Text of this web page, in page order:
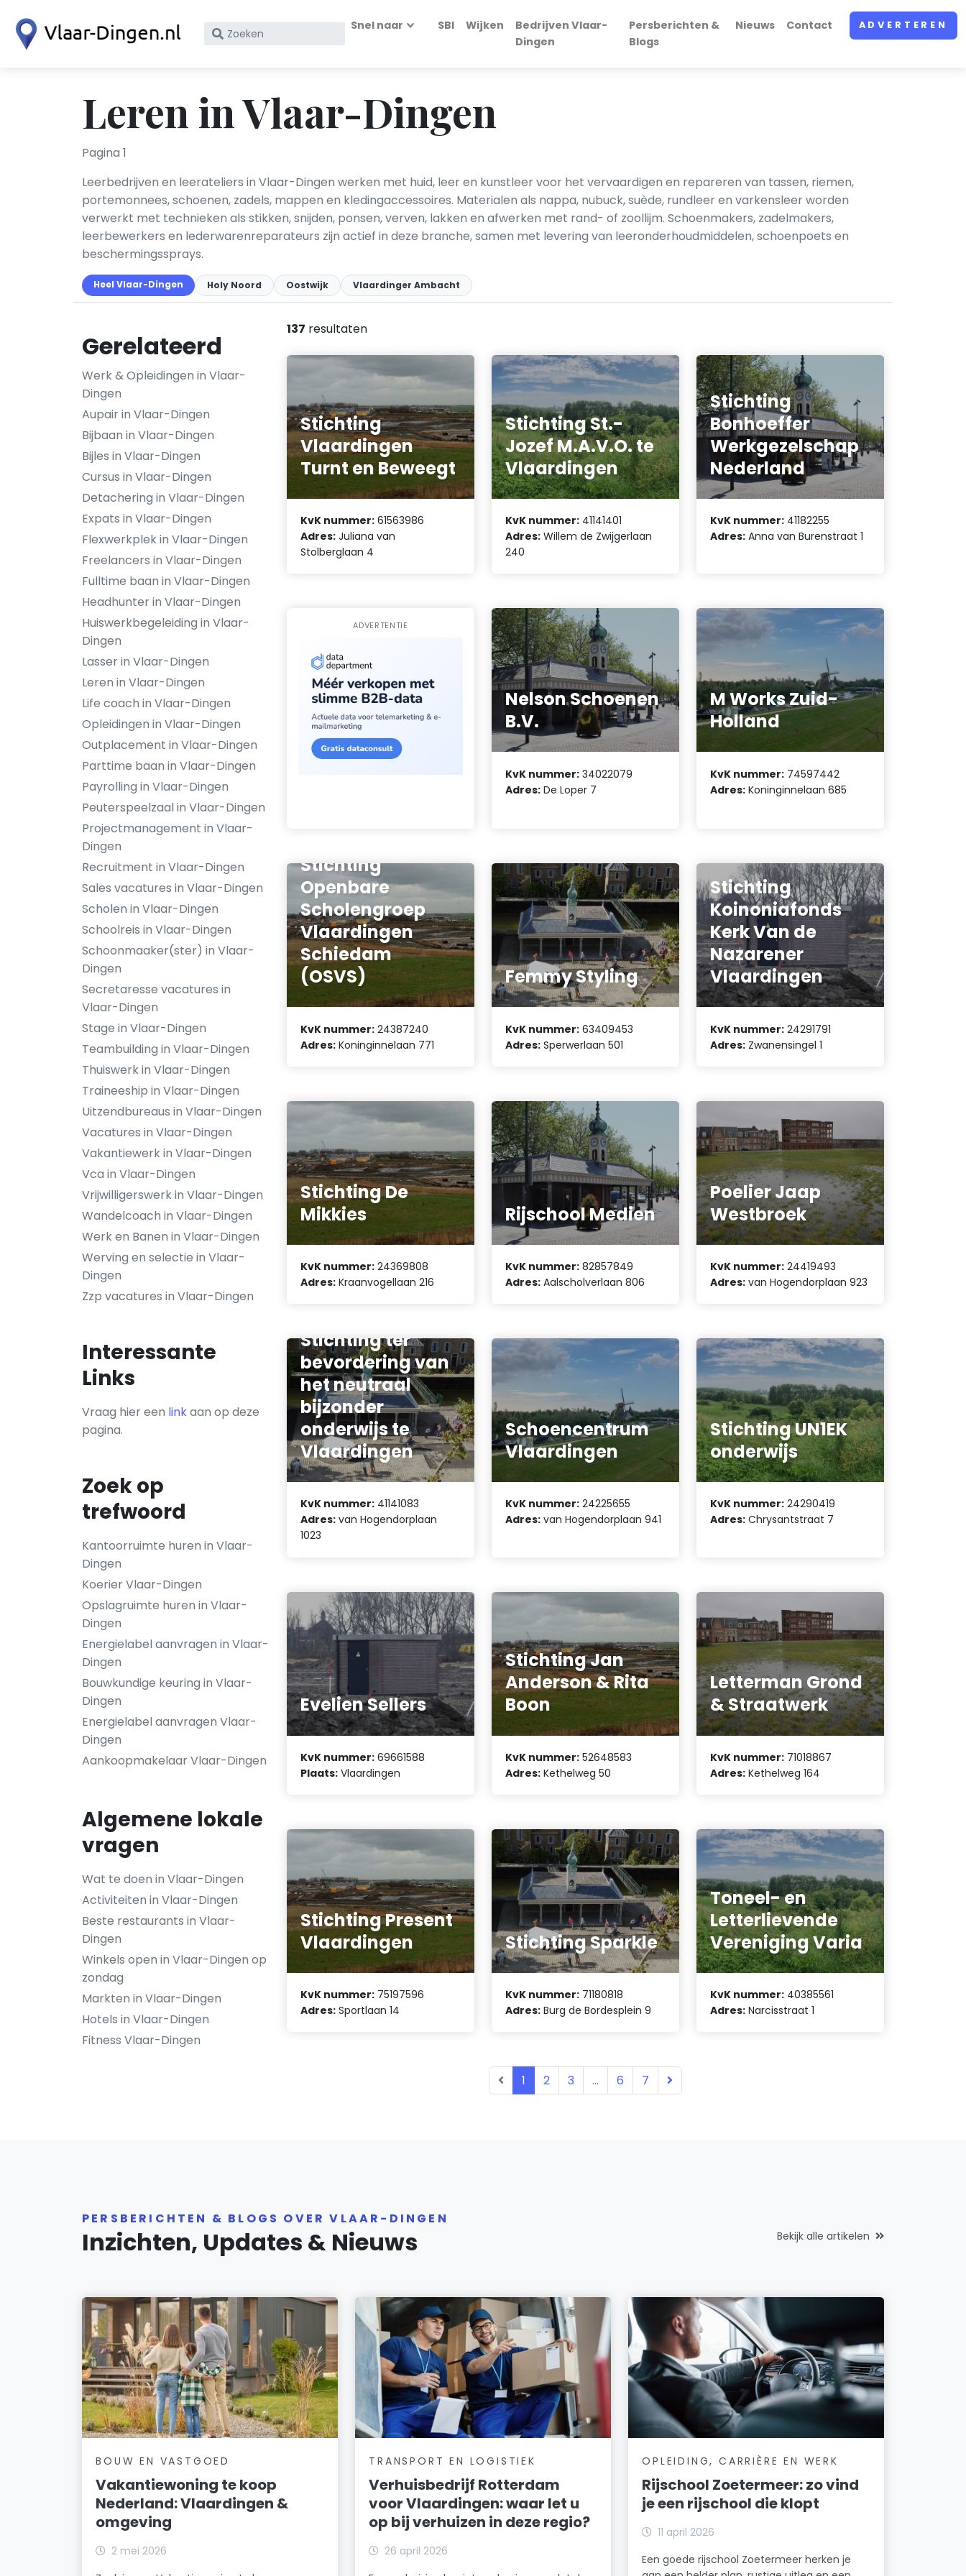
Zoek
KvK
nummer
Snel naar SBI Wijken
Bedrijven Vlaar-
Dingen
Persberichten &
Blogs
Nieuws Contact ADVERTEREN
Leren in Vlaar-Dingen
Pagina 1
Leerbedrijven en leerateliers in Vlaar-Dingen werken met huid, leer en kunstleer voor het vervaardigen en repareren van tassen, riemen,
portemonnees, schoenen, zadels, mappen en kledingaccessoires. Materialen als nappa, nubuck, suède, rundleer en varkensleer worden
verwerkt met technieken als stikken, snijden, ponsen, verven, lakken en afwerken met rand- of zoollijm. Schoenmakers, zadelmakers,
leerbewerkers en lederwaren­reparateurs zijn actief in deze branche, samen met levering van leeronderhoud­middelen, schoenpoets en
beschermingssprays.
Heel Vlaar-Dingen Holy Noord Oostwijk Vlaardinger Ambacht
Gerelateerd
Werk & Opleidingen in Vlaar-
Dingen
Aupair in Vlaar-Dingen
Bijbaan in Vlaar-Dingen
Bijles in Vlaar-Dingen
Cursus in Vlaar-Dingen
Detachering in Vlaar-Dingen
Expats in Vlaar-Dingen
Flexwerkplek in Vlaar-Dingen
Freelancers in Vlaar-Dingen
Fulltime baan in Vlaar-Dingen
Headhunter in Vlaar-Dingen
Huiswerkbegeleiding in Vlaar-
Dingen
Lasser in Vlaar-Dingen
Leren in Vlaar-Dingen
Life coach in Vlaar-Dingen
Opleidingen in Vlaar-Dingen
Outplacement in Vlaar-Dingen
Parttime baan in Vlaar-Dingen
Payrolling in Vlaar-Dingen
Peuterspeelzaal in Vlaar-Dingen
Projectmanagement in Vlaar-
Dingen
Recruitment in Vlaar-Dingen
Sales vacatures in Vlaar-Dingen
Scholen in Vlaar-Dingen
Schoolreis in Vlaar-Dingen
Schoonmaaker(ster) in Vlaar-
Dingen
Secretaresse vacatures in
Vlaar-Dingen
Stage in Vlaar-Dingen
Teambuilding in Vlaar-Dingen
Thuiswerk in Vlaar-Dingen
Traineeship in Vlaar-Dingen
Uitzendbureaus in Vlaar-Dingen
Vacatures in Vlaar-Dingen
Vakantiewerk in Vlaar-Dingen
Vca in Vlaar-Dingen
Vrijwilligerswerk in Vlaar-Dingen
Wandelcoach in Vlaar-Dingen
Werk en Banen in Vlaar-Dingen
Werving en selectie in Vlaar-
Dingen
Zzp vacatures in Vlaar-Dingen
Interessante
Links
Vraag hier een linkaan op deze
pagina.
Zoek op
trefwoord
Kantoorruimte huren in Vlaar-
Dingen
Koerier Vlaar-Dingen
Opslagruimte huren in Vlaar-
Dingen
Energielabel aanvragen in Vlaar-
Dingen
Bouwkundige keuring in Vlaar-
Dingen
Energielabel aanvragen Vlaar-
Dingen
Aankoopmakelaar Vlaar-Dingen
Algemene lokale
vragen
Wat te doen in Vlaar-Dingen
Activiteiten in Vlaar-Dingen
Beste restaurants in Vlaar-
Dingen
Winkels open in Vlaar-Dingen op
zondag
Markten in Vlaar-Dingen
Hotels in Vlaar-Dingen
Fitness Vlaar-Dingen
137 resultaten
Stichting
Vlaardingen
Turnt en Beweegt
KvK nummer: 61563986
Adres: Juliana van
Stolberglaan 4
Stichting St.-
Jozef M.A.V.O. te
Vlaardingen
KvK nummer: 41141401
Adres: Willem de Zwijgerlaan
240
Stichting
Bonhoeffer
Werkgezelschap
Nederland
KvK nummer: 41182255
Adres: Anna van Burenstraat 1
ADVERTENTIE
Nelson Schoenen
B.V.
KvK nummer: 34022079
Adres: De Loper 7
M Works Zuid-
Holland
KvK nummer: 74597442
Adres: Koninginnelaan 685
Stichting
Openbare
Scholengroep
Vlaardingen
Schiedam
(OSVS)
KvK nummer: 24387240
Adres: Koninginnelaan 771
Femmy Styling
KvK nummer: 63409453
Adres: Sperwerlaan 501
Stichting
Koinoniafonds
Kerk Van de
Nazarener
Vlaardingen
KvK nummer: 24291791
Adres: Zwanensingel 1
Stichting De
Mikkies
KvK nummer: 24369808
Adres: Kraanvogellaan 216
Rijschool Medien
KvK nummer: 82857849
Adres: Aalscholverlaan 806
Poelier Jaap
Westbroek
KvK nummer: 24419493
Adres: van Hogendorplaan 923
Stichting ter
bevordering van
het neutraal
bijzonder
onderwijs te
Vlaardingen
KvK nummer: 41141083
Adres: van Hogendorplaan
1023
Schoencentrum
Vlaardingen
KvK nummer: 24225655
Adres: van Hogendorplaan 941
Stichting UN1EK
onderwijs
KvK nummer: 24290419
Adres: Chrysantstraat 7
Evelien Sellers
KvK nummer: 69661588
Plaats: Vlaardingen
Stichting Jan
Anderson & Rita
Boon
KvK nummer: 52648583
Adres: Kethelweg 50
Letterman Grond
& Straatwerk
KvK nummer: 71018867
Adres: Kethelweg 164
Stichting Present
Vlaardingen
KvK nummer: 75197596
Adres: Sportlaan 14
Stichting Sparkle
KvK nummer: 71180818
Adres: Burg de Bordesplein 9
Toneel- en
Letterlievende
Vereniging Varia
KvK nummer: 40385561
Adres: Narcisstraat 1
1 2 3 ... 6 7
PERSBERICHTEN & BLOGS OVER VLAAR-DINGEN
Inzichten, Updates & Nieuws Bekijk alle artikelen
BOUW EN VASTGOED
Vakantiewoning te koop
Nederland: Vlaardingen &
omgeving
2 mei 2026
TRANSPORT EN LOGISTIEK
Verhuisbedrijf Rotterdam
voor Vlaardingen: waar let u
op bij verhuizen in deze regio?
26 april 2026
OPLEIDING, CARRIÈRE EN WERK
Rijschool Zoetermeer: zo vind
je een rijschool die klopt
11 april 2026
Een goede rijschool Zoetermeer herken je